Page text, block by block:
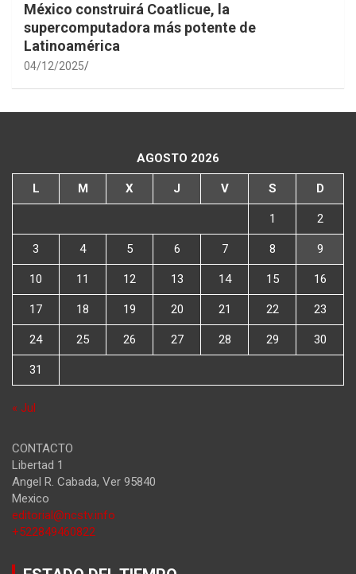
México construirá Coatlicue, la
supercomputadora más potente de
Latinoamérica
04/12/2025
AGOSTO 2026
L M X J V S D
1 2
3 4 5 6 7 8 9
10 11 12 13 14 15 16
17 18 19 20 21 22 23
24 25 26 27 28 29 30
31
« Jul
CONTACTO
Libertad 1
Angel R. Cabada, Ver 95840
Mexico
editorial@ncstv.info
+522849460822